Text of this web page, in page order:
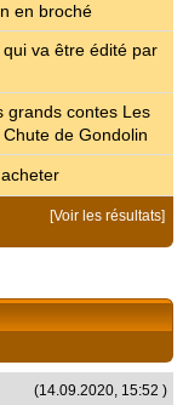
en broché
va être édité par
grands contes Les
de Gondolin
[Voir les résultats]
(14.09.2020, 15:52 )